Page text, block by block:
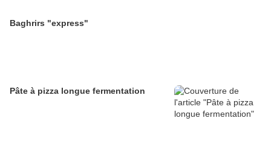
Baghrirs "express"
Pâte à pizza longue fermentation